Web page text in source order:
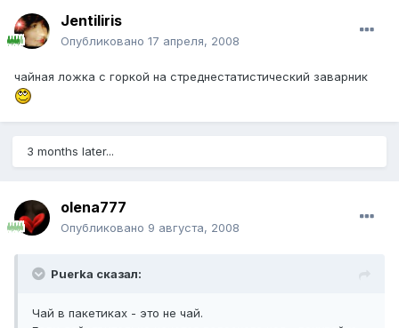
Jentiliris
Опубликовано 17 апреля, 2008
чайная ложка с горкой на стреднестатистический заварник
3 months later...
olena777
Опубликовано 9 августа, 2008
Puerka сказал:
Чай в пакетиках - это не чай.